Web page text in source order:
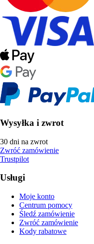
Wysyłka i zwrot
30 dni na zwrot
Zwróć zamówienie
Trustpilot
Usługi
Moje konto
Centrum pomocy
Śledź zamówienie
Zwróć zamówienie
Kody rabatowe